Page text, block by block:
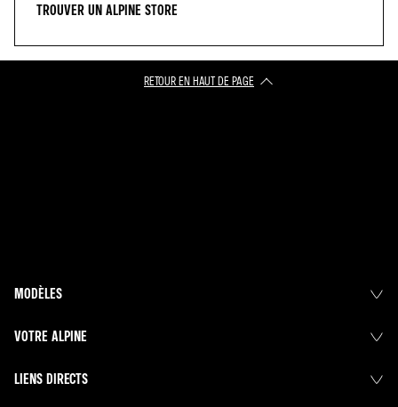
TROUVER UN ALPINE STORE
RETOUR EN HAUT DE PAGE​
MODÈLES
VOTRE ALPINE
LIENS DIRECTS